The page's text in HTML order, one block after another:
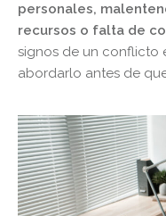
personales,
recursos o falta de
signos de un conflicto
abordarlo antes de